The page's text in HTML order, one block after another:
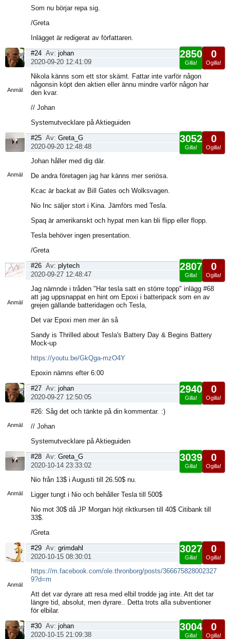
Som nu börjar repa sig.
/Greta
Inlägget är redigerat av författaren.
Anmäl
0
Ogilla!
2850
Gilla!
#24 Av: johan
2020-09-20 12:41:09
Nikola känns som ett stor skämt. Fattar inte varför någon
någonsin köpt den aktien eller ännu mindre varför någon har
den kvar.
// Johan
Systemutvecklare på Aktieguiden
Anmäl
0
Ogilla!
3052
Gilla!
#25 Av: Greta_G
2020-09-20 12:48:48
Johan håller med dig där.
De andra företagen jag har känns mer seriösa.
Kcac är backat av Bill Gates och Wolksvagen.
Nio Inc säljer stort i Kina. Jämförs med Tesla.
Spaq är amerikanskt och hypat men kan bli flipp eller flopp.
Tesla behöver ingen presentation.
/Greta
Anmäl
0
Ogilla!
2807
Gilla!
#26 Av: plytech
2020-09-27 12:48:47
Jag nämnde i tråden "Har tesla satt en större topp" inlägg #68
att jag uppsnappat en hint om Epoxi i batteripack som en av
grejen gällande batteridagen och Tesla,
Det var Epoxi men mer än så
Sandy is Thrilled about Tesla's Battery Day & Begins Battery
Mock-up
https://youtu.be/GkQga-mzO4Y
Epoxin nämns efter 6:00
Anmäl
0
Ogilla!
2940
Gilla!
#27 Av: johan
2020-09-27 12:50:05
#26: Såg det och tänkte på din kommentar. :)
// Johan
Systemutvecklare på Aktieguiden
Anmäl
0
Ogilla!
3039
Gilla!
#28 Av: Greta_G
2020-10-14 23:33:02
Nio från 13$ i Augusti till 26.50$ nu.
Ligger tungt i Nio och behåller Tesla till 500$
Nio mot 30$ då JP Morgan höjt riktkursen till 40$ Citibank till
33$.
/Greta
Anmäl
0
Ogilla!
3027
Gilla!
#29 Av: grimdahl
2020-10-15 08:30:01
https://m.facebook.com/ole.thronborg/posts/366675828002327
9?d=m
Att det var dyrare att resa med elbil trodde jag inte. Att det tar
längre tid, absolut, men dyrare.. Detta trots alla subventioner
för elbilar.
0
Ogilla!
3004
Gilla!
#30 Av: johan
2020-10-15 21:09:38